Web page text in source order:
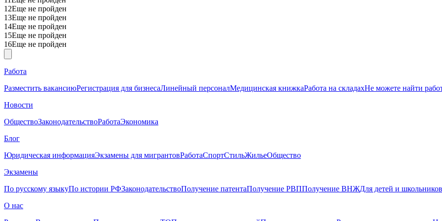
12Еще не пройден
13Еще не пройден
14Еще не пройден
15Еще не пройден
16Еще не пройден
Работа
Разместить вакансиюРегистрация для бизнесаЛинейный персоналМедицинская книжкаРабота на складахНе можете найти
Новости
ОбществоЗаконодательствоРаботаЭкономика
Блог
Юридическая информацияЭкзамены для мигрантовРаботаСпортСтильЖильеОбщество
Экзамены
По русскому языкуПо истории РФЗаконодательствоПолучение патентаПолучение РВППолучение ВНЖДля детей и школьников
О нас